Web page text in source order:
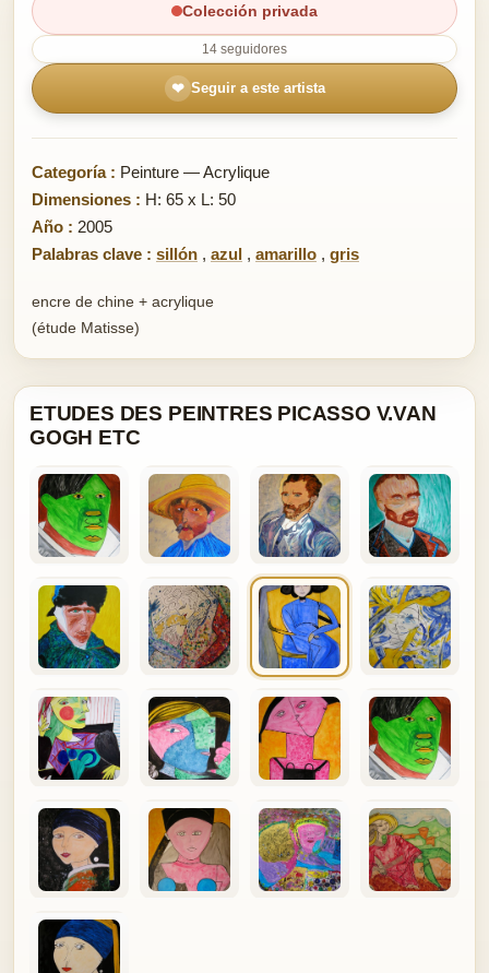
Colección privada
14 seguidores
❤ Seguir a este artista
Categoría : Peinture — Acrylique
Dimensiones : H: 65 x L: 50
Año : 2005
Palabras clave : sillón , azul , amarillo , gris
encre de chine + acrylique
(étude Matisse)
ETUDES DES PEINTRES PICASSO V.VAN
GOGH ETC